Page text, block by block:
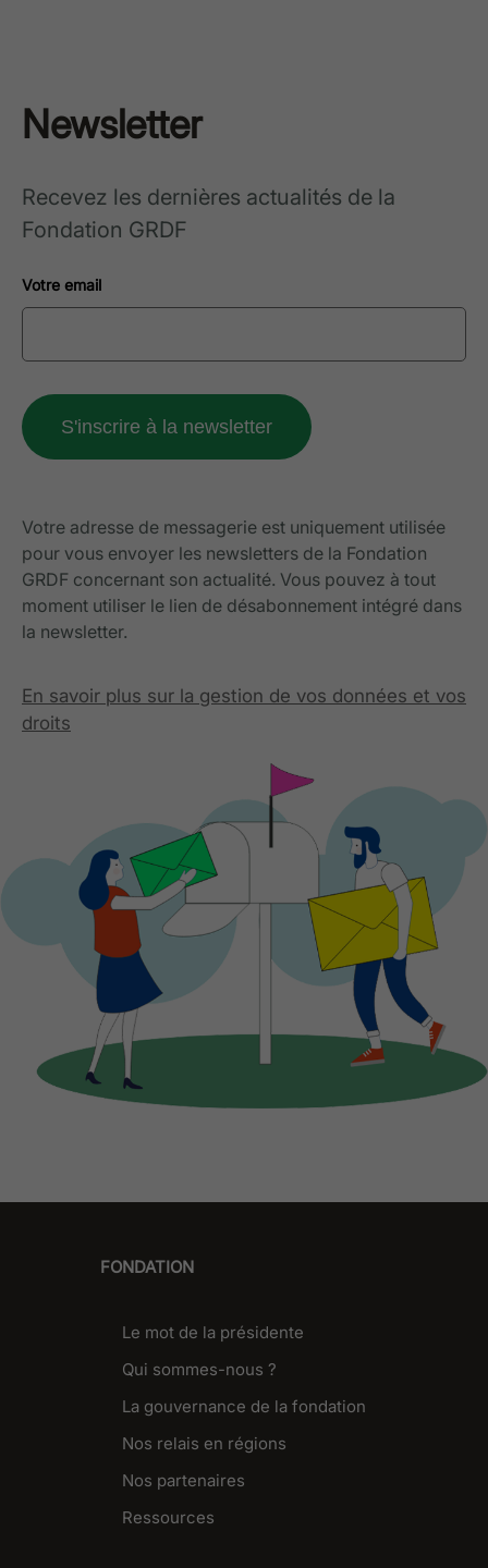
Newsletter
Recevez les dernières actualités de la
Fondation GRDF
Votre email
Votre adresse de messagerie est uniquement utilisée
pour vous envoyer les newsletters de la Fondation
GRDF concernant son actualité. Vous pouvez à tout
moment utiliser le lien de désabonnement intégré dans
la newsletter.
En savoir plus sur la gestion de vos données et vos
droits
FONDATION
Le mot de la présidente
Qui sommes-nous ?
La gouvernance de la fondation
Nos relais en régions
Nos partenaires
Ressources